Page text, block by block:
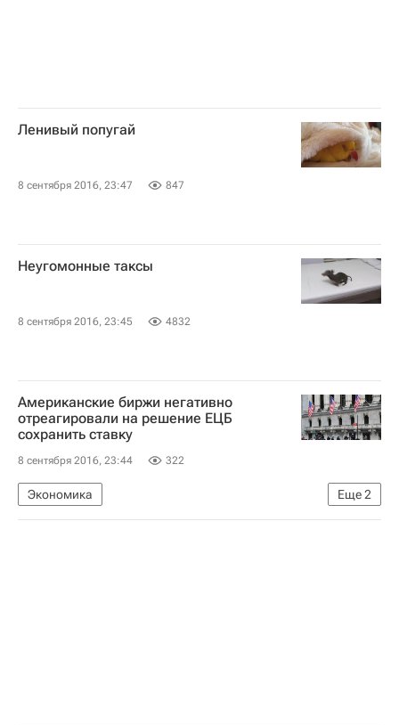
Ленивый попугай
8 сентября 2016, 23:47 847
Неугомонные таксы
8 сентября 2016, 23:45 4832
Американские биржи негативно
отреагировали на решение ЕЦБ
сохранить ставку
8 сентября 2016, 23:44 322
Еще2
Экономика
Ситуация на мировых фондовых рынках в сентябре 2016